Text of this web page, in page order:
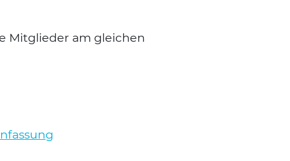
Mit­glie­der am glei­chen